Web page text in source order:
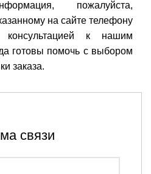
пожалуйста,
на сайте телефону
к нашим
готовы помочь с выбором
заказа.
связи